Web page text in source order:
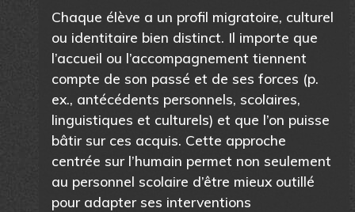
Chaque élève a un profil migratoire, culturel
ou identitaire bien distinct. Il importe que
l’accueil ou l’accompagnement tiennent
compte de son passé et de ses forces (p.
ex., antécédents personnels, scolaires,
linguistiques et culturels) et que l’on puisse
bâtir sur ces acquis. Cette approche
centrée sur l’humain permet non seulement
au personnel scolaire d’être mieux outillé
pour adapter ses interventions